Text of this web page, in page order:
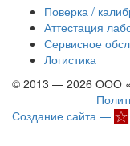
Поверка /
Аттестация
Сервисное
Логистика
© 2013 — 2026 ООО
Создание сайта —